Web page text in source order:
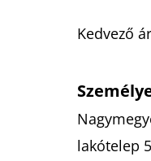
Kedvező ár
lakótelep